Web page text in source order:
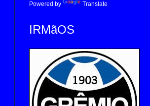
Powered by Translate
IRMãOS